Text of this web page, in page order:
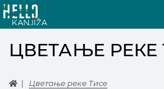
ЦВЕТАЊЕ РЕКЕ
Цветање реке Тисе